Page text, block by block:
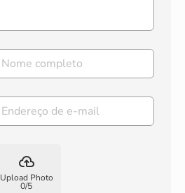
backup
Upload Photo
0/5